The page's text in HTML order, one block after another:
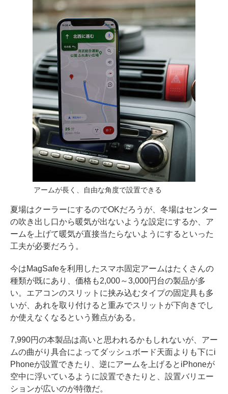
アームが長く、自由な角度で設置できる
夏場はクーラーにするのでOKだろうが、冬場はセンター
の吹き出し口から暖気が出ないような設定にするか、ア
ームを上げて暖気が直接当たらないようにするといった
工夫が必要だろう。
今はMagSafeを利用したスマホ固定アームはたくさんの
種類が既にあり、価格も2,000～3,000円台の製品が多
い。エアコンのスリットに挟み込むタイプの固定具も多
いが、あれを取り付けると重みでスリットが下向きでし
か使えなくなるという難点がある。
7,990円の本製品は高いと思われるかもしれないが、アー
ムの曲がり具合によってダッシュボード天面よりも下にi
Phoneが設置できたり、逆にアームを上げるとiPhoneが
空中に浮いているように設置できたりと、設置バリエー
ションが広いのが特徴だ。